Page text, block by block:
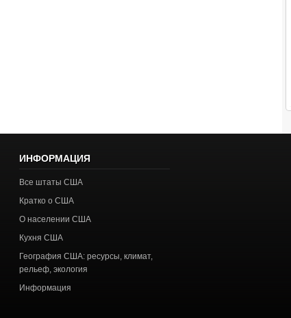
ИНФОРМАЦИЯ
Все штаты США
Кратко о США
О населении США
Кухня США
География США: ресурсы, климат,
рельеф, экология
Информация